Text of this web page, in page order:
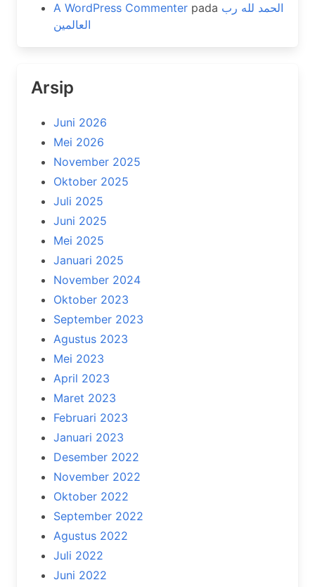
A WordPress Commenter pada الحمد لله رب
العالمين
Arsip
Juni 2026
Mei 2026
November 2025
Oktober 2025
Juli 2025
Juni 2025
Mei 2025
Januari 2025
November 2024
Oktober 2023
September 2023
Agustus 2023
Mei 2023
April 2023
Maret 2023
Februari 2023
Januari 2023
Desember 2022
November 2022
Oktober 2022
September 2022
Agustus 2022
Juli 2022
Juni 2022